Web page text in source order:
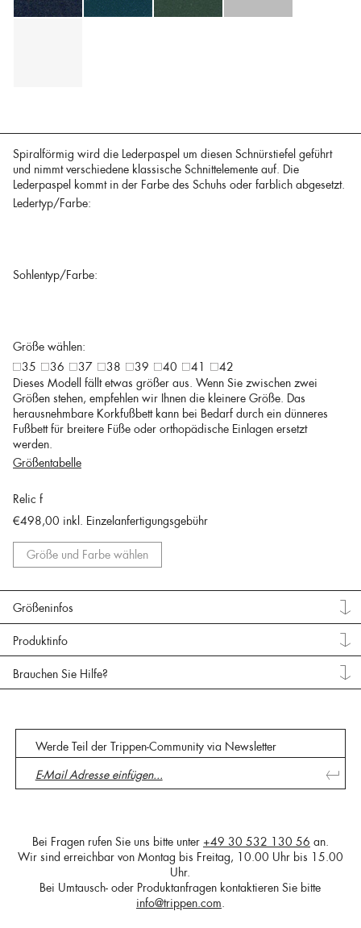
Spiralförmig wird die Lederpaspel um diesen Schnürstiefel geführt
und nimmt verschiedene klassische Schnittelemente auf. Die
Lederpaspel kommt in der Farbe des Schuhs oder farblich abgesetzt.
Ledertyp/Farbe:
Sohlentyp/Farbe:
Größe wählen:
35
36 37 38 39 40 41
42
Dieses Modell fällt etwas größer aus. Wenn Sie zwischen zwei
Größen stehen, empfehlen wir Ihnen die kleinere Größe. Das
herausnehmbare Korkfußbett kann bei Bedarf durch ein dünneres
Fußbett für breitere Füße oder orthopädische Einlagen ersetzt
werden.
Größentabelle
Relic f
€498,00 inkl. Einzelanfertigungsgebühr
Größe und Farbe wählen
Größeninfos
Produktinfo
Brauchen Sie Hilfe?
Werde Teil der Trippen-Community via Newsletter
Bei Fragen rufen Sie uns bitte unter +49 30 532 130 56 an.
Wir sind erreichbar von Montag bis Freitag, 10.00 Uhr bis 15.00
Uhr.
Bei Umtausch- oder Produktanfragen kontaktieren Sie bitte
info@trippen.com